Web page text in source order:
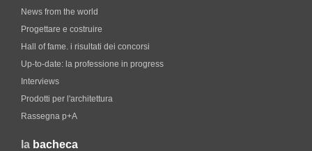
News from the world
Progettare e costruire
Hall of fame. i risultati dei concorsi
Up-to-date: la professione in progress
Interviews
Prodotti per l'architettura
Rassegna p+A
la bacheca